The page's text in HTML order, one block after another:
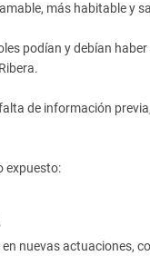
más habitable y
podían y debían
de información
expuesto:
nuevas actuaciones,